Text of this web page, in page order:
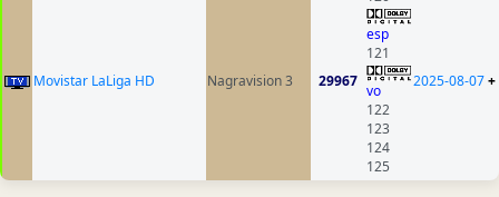
Movistar LaLiga HD Nagravision 3 29967
esp
121
vo
122
123
124
125
2025-08-07+